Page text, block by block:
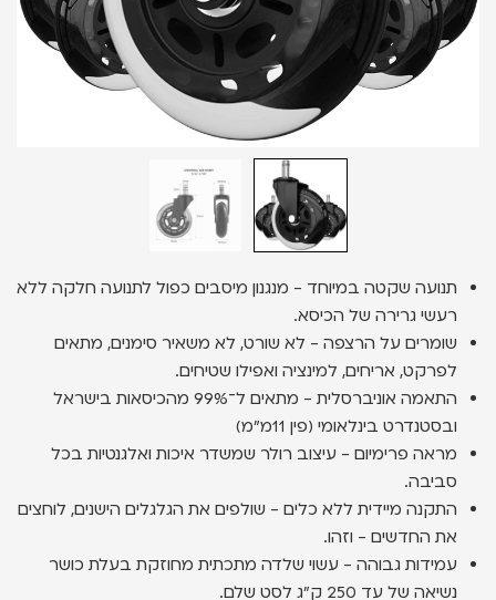
תנועה שקטה במיוחד - מנגנון מיסבים כפול לתנועה חלקה ללא
רעשי גרירה של הכיסא.
שומרים על הרצפה - לא שורט, לא משאיר סימנים, מתאים
לפרקט, אריחים, למינציה ואפילו שטיחים.
התאמה אוניברסלית
- מתאים ל־99% מהכיסאות בישראל
ובסטנדרט בינלאומי (פין 11מ״מ)
מראה פרימיום - עיצוב רולר שמשדר איכות ואלגנטיות בכל
סביבה.
התקנה מיידית ללא כלים - שולפים את הגלגלים הישנים, לוחצים
את החדשים - וזהו.
עמידות גבוהה - עשוי שלדה מתכתית מחוזקת בעלת כושר
נשיאה של עד 250 ק"ג לסט שלם.